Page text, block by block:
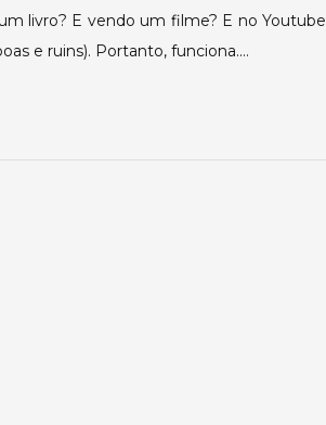
livro? E vendo um filme? E no Youtube
e ruins). Portanto, funciona.…